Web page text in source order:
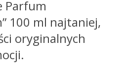
Parfum
100 ml najtaniej,
oryginalnych